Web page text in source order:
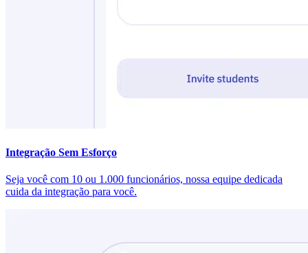
Integração Sem Esforço
Seja você com 10 ou 1.000 funcionários, nossa equipe dedicada
cuida da integração para você.